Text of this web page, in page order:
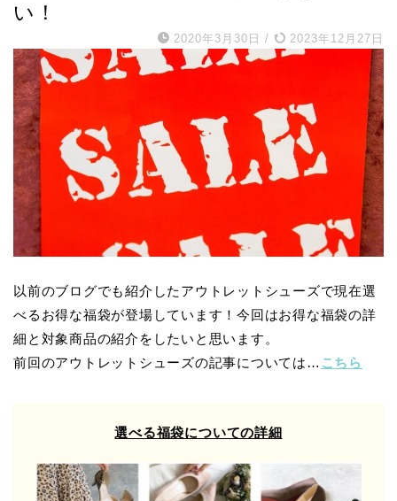
い！
2020年3月30日 / 2023年12月27日
以前のブログでも紹介したアウトレットシューズで現在選
べるお得な福袋が登場しています！今回はお得な福袋の詳
細と対象商品の紹介をしたいと思います。
前回のアウトレットシューズの記事については… こちら
選べる福袋についての詳細